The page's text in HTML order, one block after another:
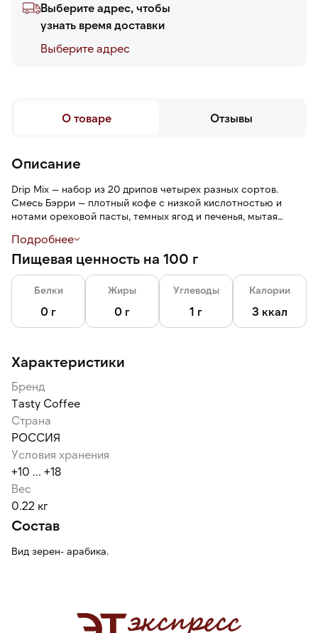
Выберите адрес, чтобы
узнать время доставки
Выберите адреc
О товаре Отзывы
Описание
Drip Mix — набор из 20 дрипов четырех разных сортов.
Смесь Бэрри — плотный кофе с низкой кислотностью и
нотами ореховой пасты, темных ягод и печенья, мытая
желтых фруктов и спелого лимона, мытая Кения Маунт —
сочный кислотный кофе с нотами красной смородины,
какао и черного чая, сезонный микролот
экспериментальной обработки, вкус каждый раз новый — от
тропических фруктов до ферментированных ягод.
В каждом дрипе по 11,5 г молотого кофе.
магазина или при получении заказа отсканируйте QR-код
Подробнее
Пищевая ценность на 100 г
Белки
0 г
Жиры
0 г
Углеводы
1 г
Калории
3 ккал
Характеристики
Бренд
Tasty Coffee
Страна
РОССИЯ
Условия хранения
+10 ... +18
Вес
0.22 кг
Состав
Вид зерен- арабика.